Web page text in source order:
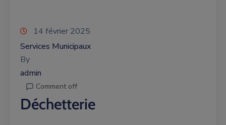
14 février 2025
Services Municipaux
By
admin
Comment off
Déchetterie